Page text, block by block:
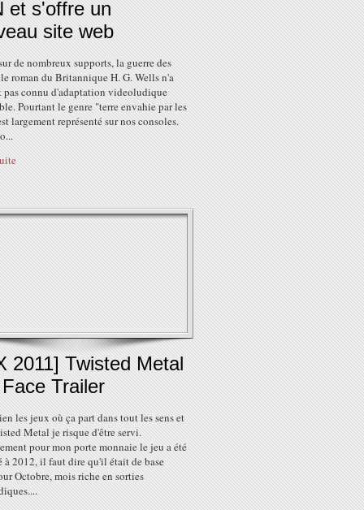
et s'offre un
site web
de nombreux supports, la guerre des
roman du Britannique H. G. Wells n'a
pas connu d'adaptation videoludique
Pourtant le genre "terre envahie par les
largement représenté sur nos consoles.
2011] Twisted Metal
Trailer
les jeux où ça part dans tout les sens et
Metal je risque d'être servi.
pour mon porte monnaie le jeu a été
à 2012, il faut dire qu'il était de base
Octobre, mois riche en sorties